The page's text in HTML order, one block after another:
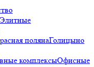
Элитные
полянаГолицыно
комплексыОфисные